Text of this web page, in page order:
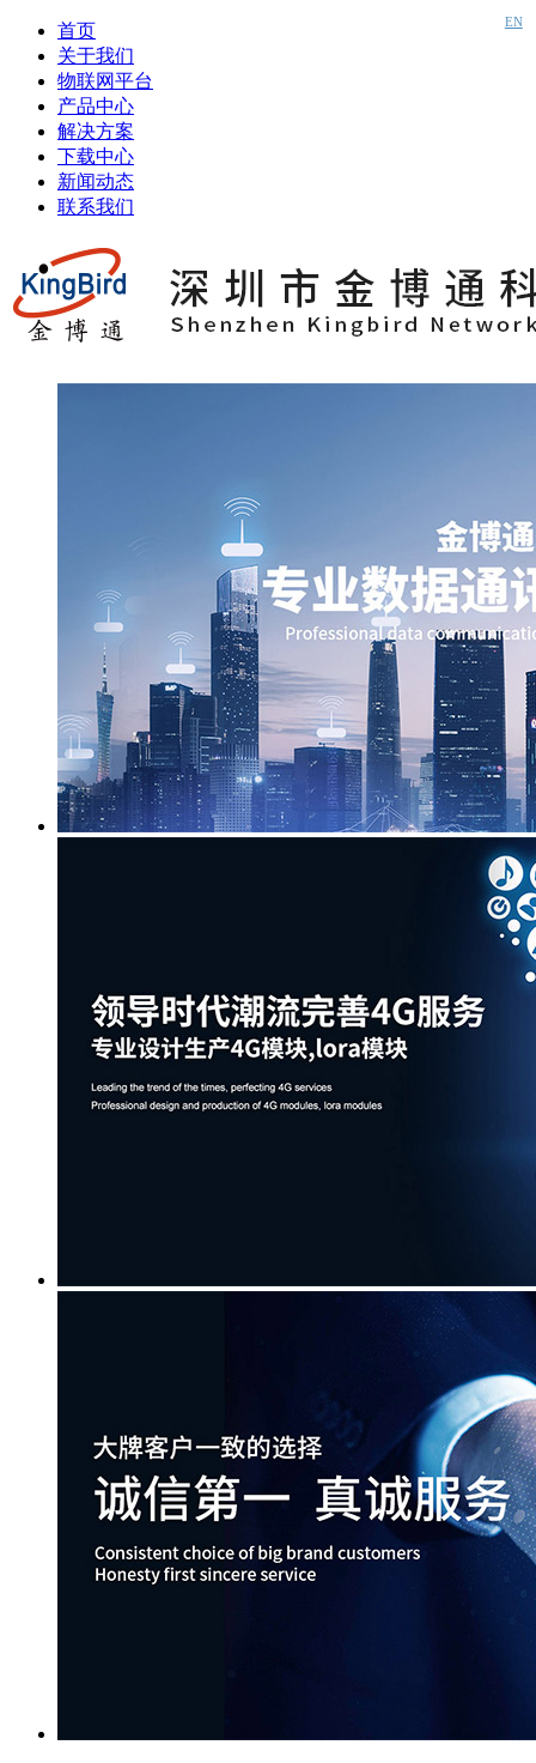
首页
关于我们
物联网平台
产品中心
解决方案
下载中心
新闻动态
联系我们
EN